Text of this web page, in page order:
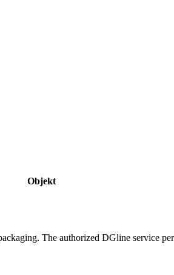
Objekt
The authorized DGline service